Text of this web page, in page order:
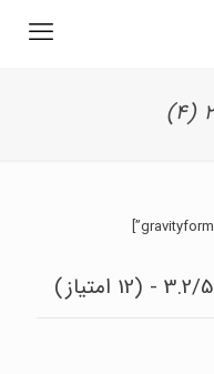
3.2/5 - (12 امتیاز)